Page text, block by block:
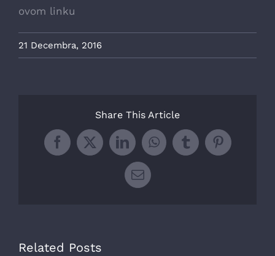
ovom linku
21 Decembra, 2016
Share This Article
Facebook
X LinkedInWhatsApp
TumblrPinterest
Email
Related Posts